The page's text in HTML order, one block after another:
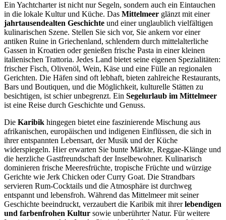
Ein Yachtcharter ist nicht nur Segeln, sondern auch ein Eintauchen
in die lokale Kultur und Küche. Das Mittelmeer glänzt mit einer
jahrtausendealten Geschichte und einer unglaublich vielfältigen
kulinarischen Szene. Stellen Sie sich vor, Sie ankern vor einer
antiken Ruine in Griechenland, schlendern durch mittelalterliche
Gassen in Kroatien oder genießen frische Pasta in einer kleinen
italienischen Trattoria. Jedes Land bietet seine eigenen Spezialitäten:
frischer Fisch, Olivenöl, Wein, Käse und eine Fülle an regionalen
Gerichten. Die Häfen sind oft lebhaft, bieten zahlreiche Restaurants,
Bars und Boutiquen, und die Möglichkeit, kulturelle Stätten zu
besichtigen, ist schier unbegrenzt. Ein Segelurlaub im Mittelmeer
ist eine Reise durch Geschichte und Genuss.
Die Karibik hingegen bietet eine faszinierende Mischung aus
afrikanischen, europäischen und indigenen Einflüssen, die sich in
ihrer entspannten Lebensart, der Musik und der Küche
widerspiegeln. Hier erwarten Sie bunte Märkte, Reggae-Klänge und
die herzliche Gastfreundschaft der Inselbewohner. Kulinarisch
dominieren frische Meeresfrüchte, tropische Früchte und würzige
Gerichte wie Jerk Chicken oder Curry Goat. Die Strandbars
servieren Rum-Cocktails und die Atmosphäre ist durchweg
entspannt und lebensfroh. Während das Mittelmeer mit seiner
Geschichte beeindruckt, verzaubert die Karibik mit ihrerlebendigen
und farbenfrohen Kultur sowie unberührter Natur. Für weitere